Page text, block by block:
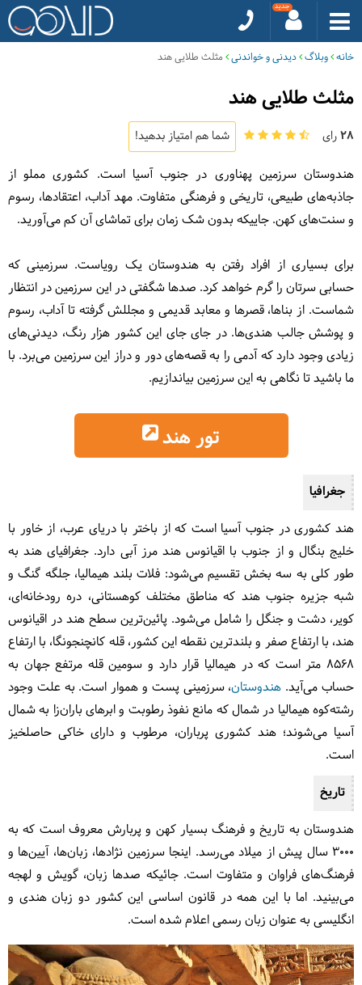
خانه وبلاگ دیدنی و خواندنی مثلث طلایی هند
مثلث طلایی هند
28رای شما هم امتیاز بدهید!
هندوستان سرزمین پهناوری در جنوب آسیا است. کشوری مملو از
جاذبه‌های طبیعی، تاریخی و فرهنگی متفاوت. مهد آداب، اعتقادها، رسوم
و سنت‌های کهن. جاییکه بدون شک زمان برای تماشای آن کم می‌آورید.
برای بسیاری از افراد رفتن به هندوستان یک رویاست. سرزمینی که
حسابی سرتان را گرم خواهد کرد. صدها شگفتی در این سرزمین در انتظار
شماست. از بناها، قصرها و معابد قدیمی و مجللش گرفته تا آداب، رسوم
و پوشش‌ جالب هندی‌ها. در جای جای این کشور هزار رنگ، دیدنی‌های
زیادی وجود دارد که آدمی را به قصه‌های دور و دراز این سرزمین می‌برد. با
ما باشید تا نگاهی به این سرزمین بیاندازیم.
تور هند
جغرافیا
هند کشوری در جنوب آسیا است که از باختر با دریای عرب، از خاور با
خلیج بنگال و از جنوب با اقیانوس هند مرز آبی دارد. جغرافیای هند به
طور کلی به سه بخش تقسیم می‌شود: فلات بلند هیمالیا، جلگه گنگ و
شبه جزیره جنوب هند که مناطق مختلف کوهستانی، دره رودخانه‌ای،
کویر، دشت و جنگل را شامل می‌شود. پائین‌ترین سطح هند در اقیانوس
هند، با ارتفاع صفر و بلندترین نقطه این کشور، قله کانچنجونگا، با ارتفاع
۸۵۶۸ متر است که در هیمالیا قرار دارد و سومین قله مرتفع جهان به
حساب می‌آید. هندوستان، سرزمینی پست و هموار است. به علت وجود
رشته‌کوه هیمالیا در شمال که مانع نفوذ رطوبت و ابرهای باران‌زا به شمال
آسیا می‌شوند؛ هند کشوری پرباران، مرطوب و دارای خاکی حاصلخیز
است.
تاریخ
هندوستان به تاریخ و فرهنگ بسیار کهن و پربارش معروف است که به
۳۰۰۰ سال پیش از میلاد می‌رسد. اینجا سرزمین نژادها، زبان‌ها، آیین‌ها و
فرهنگ‌های فراوان و متفاوت است. جائیکه صدها زبان، گویش و لهجه
می‌بینید. اما با این همه در قانون اساسی این کشور دو زبان هندی و
انگلیسی به عنوان زبان رسمی اعلام شده‌ است.